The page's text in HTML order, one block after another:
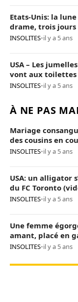
Etats-Unis: la
drame, trois
INSOLITES•il y a 5 ans
USA – Les
vont aux toilettes
conjoint
INSOLITES•il y a 5 ans
À NE PAS
Mariage
des cousins en
INSOLITES•il y a 5 ans
USA: un alligator
du FC Toronto
INSOLITES•il y a 5 ans
Une femme
amant, placé en
INSOLITES•il y a 5 ans